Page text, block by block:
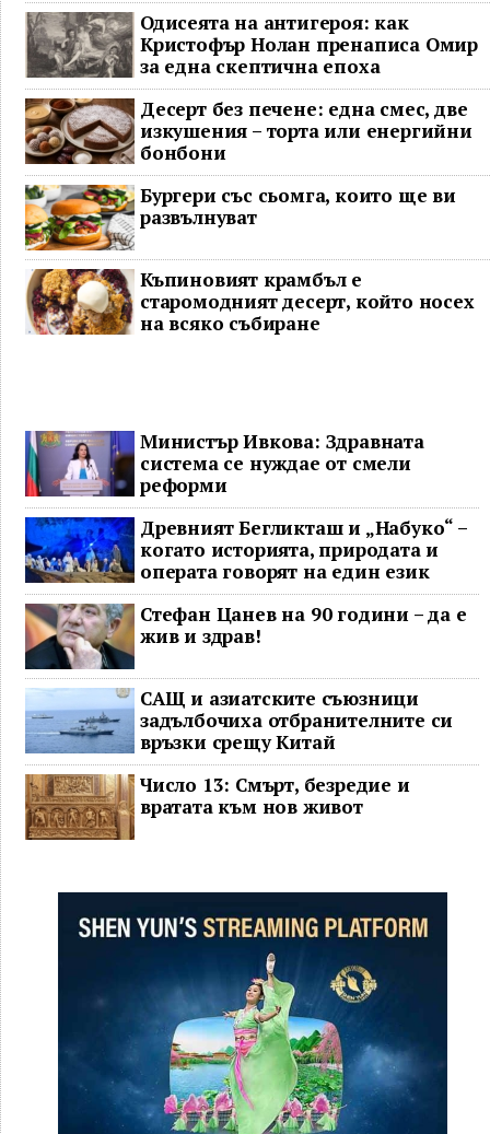
Одисеята на антигероя: как
Кристофър Нолан пренаписа Омир
за една скептична епоха
Десерт без печене: една смес, две
изкушения – торта или енергийни
бонбони
Бургери със сьомга, които ще ви
развълнуват
Къпиновият крамбъл е
старомодният десерт, който носех
на всяко събиране
Министър Ивкова: Здравната
система се нуждае от смели
реформи
Древният Бегликташ и „Набуко“ –
когато историята, природата и
операта говорят на един език
Стефан Цанев на 90 години – да е
жив и здрав!
САЩ и азиатските съюзници
задълбочиха отбранителните си
връзки срещу Китай
Число 13: Смърт, безредие и
вратата към нов живот